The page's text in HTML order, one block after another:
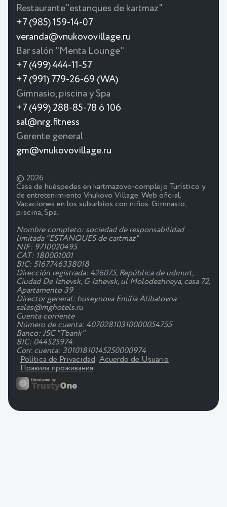
Restaurante"estanques de kartmaz"
+7 (985) 159-14-07
veranda@vnukovovillage.ru
Bar salón "Menta Lounge"
+7 (499) 444-11-57
+7 (991) 779-26-69 (WA)
Gimnasio, piscina y Spa
+7 (499) 288-85-78 ó 106
sal@nrg.fitness
Gerente general
gm@vnukovovillage.ru
© 2026
Casa de huéspedes en kartmazovo-complejo Turístico y
de entretenimiento Vnukovo Village. Web oficial.
Vacaciones en los suburbios con niños. Gimnasio,
piscina, Spa.
Nombre completo: sociedad de responsabilidad
limitada "ESTANQUES de cartmaz"
NIF: 9710020495
CAT: 180001001
BIC: 5167746338018
Dirección registrada: 426075, República de udmurt,
Ciudad De Izhevsk, G Izhevsk, ul Molodezhnaya, casa 72,
Apartamento 39
Director general: huseynova Emilia Alibalovna
sales@mghotels.ru
Cuenta corriente
Número de cuenta: 40702810310000054755
Banco: JSC "Tbank"
BIC: 044525974
Corr. cuenta: 30101810145250000974
Política de Privacidad Acuerdo de Usuario
Правила проживания